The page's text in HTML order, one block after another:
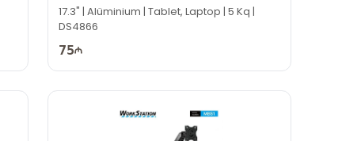
17.3" | Alüminium | Tablet, Laptop | 5 Kq |
DS4866
75